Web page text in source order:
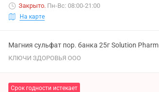
Закрыто. Пн-Вс: 08:00-21:00
На карте
Магния сульфат пор. банка 25г Solution Pharm
КЛЮЧИ ЗДОРОВЬЯ ООО
Срок годности истекает